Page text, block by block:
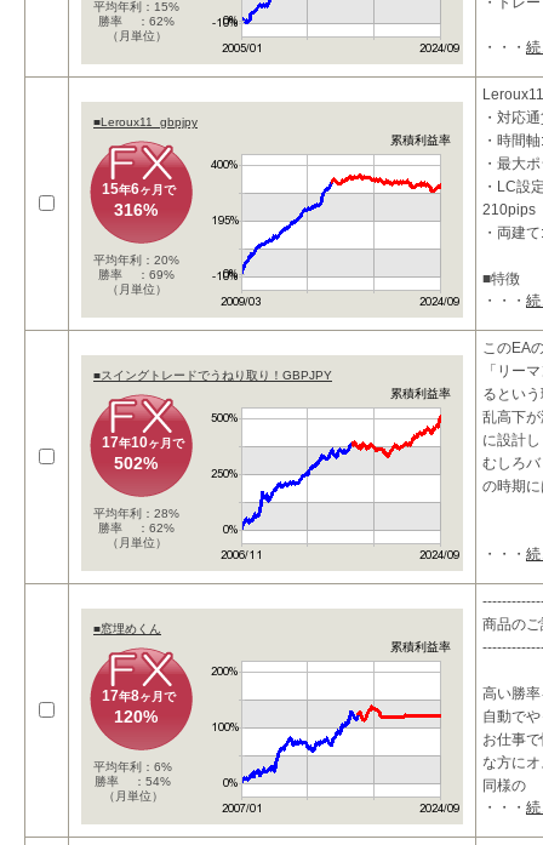
平均年利：15%
勝率 ：62%
（月単位）
■特徴
す。
・ハル
ンドの
・・・
■Leroux11_gbpjpy
累積利益率
15年6ヶ月で
316%
平均年利：20%
勝率 ：69%
（月単位）
・対応
・時間
・最大
・LC設
210pips
・両建
■特徴
1ポジシ
リスク
・・・
■スイングトレードでうねり取り！GBPJPY
累積利益率
17年10ヶ月で
502%
平均年利：28%
勝率 ：62%
（月単位）
このEA
「リー
るとい
乱高下
に設計
むしろ
の時期
・・・
■窓埋めくん
累積利益率
17年8ヶ月で
120%
平均年利：6%
勝率 ：54%
（月単位）
商品の
高い勝
自動で
お仕事
な方に
同様の
・・・